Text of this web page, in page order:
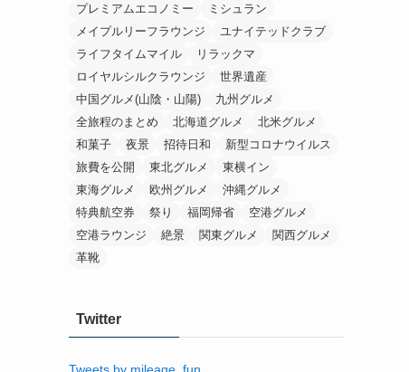
プレミアムエコノミー
ミシュラン
メイプルリーフラウンジ
ユナイテッドクラブ
ライフタイムマイル
リラックマ
ロイヤルシルクラウンジ
世界遺産
中国グルメ(山陰・山陽)
九州グルメ
全旅程のまとめ
北海道グルメ
北米グルメ
和菓子
夜景 招待日和
新型コロナウイルス
旅費を公開
東北グルメ
東横イン
東海グルメ
欧州グルメ
沖縄グルメ
特典航空券
祭り 福岡帰省
空港グルメ
空港ラウンジ
絶景 関東グルメ
関西グルメ
革靴
Twitter